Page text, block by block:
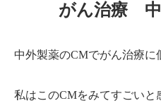
がん治療
中外製薬のCMでがん治療に
私はこのCMをみてすごいと